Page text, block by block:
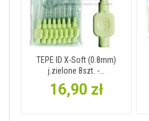
TEPE ID X-Soft (0.8mm)
j.zielone 8szt. -...
16,90 zł